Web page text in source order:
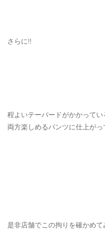
さらに‼️
程よいテーパードがかかって
両方楽しめるパンツに仕上がっ
是非店舗でこの拘りを確かめ